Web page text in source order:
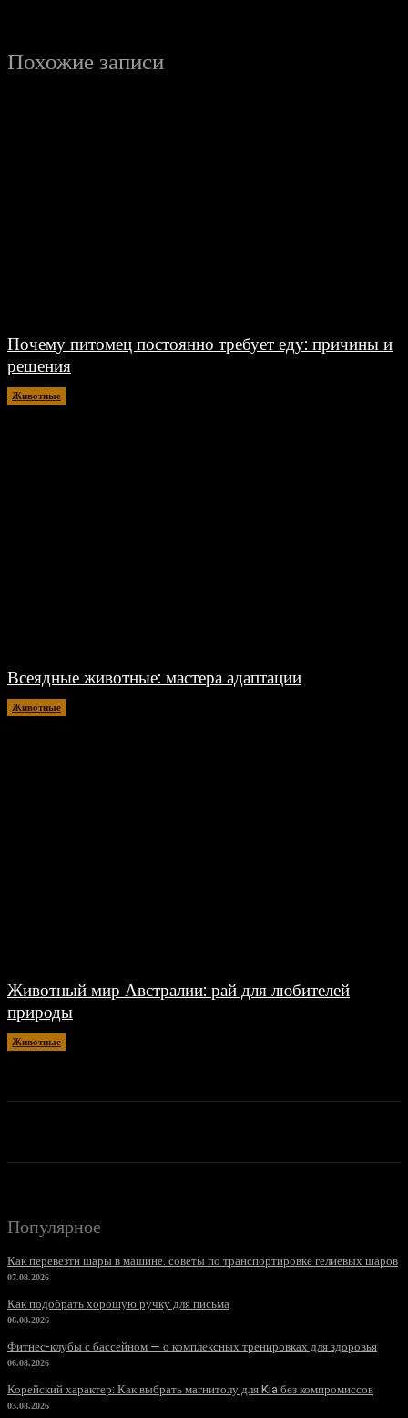
Похожие записи
Почему питомец постоянно требует еду: причины и
решения
Животные
Всеядные животные: мастера адаптации
Животные
Животный мир Австралии: рай для любителей
природы
Животные
Популярное
Как перевезти шары в машине: советы по транспортировке гелиевых шаров
07.08.2026
Как подобрать хорошую ручку для письма
06.08.2026
Фитнес-клубы с бассейном — о комплексных тренировках для здоровья
06.08.2026
Корейский характер: Как выбрать магнитолу для Kia без компромиссов
03.08.2026